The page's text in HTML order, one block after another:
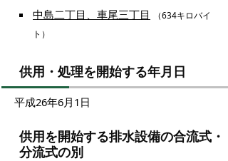
中島二丁目、車尾三丁目
（634キロバイ
ト）
供用・処理を開始する年月日
平成26年6月1日
供用を開始する排水設備の合流式・
分流式の別